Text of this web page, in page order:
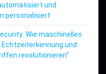
und
personalisiert
Wie maschinelles
Echtzeiterkennung und
revolutionieren“